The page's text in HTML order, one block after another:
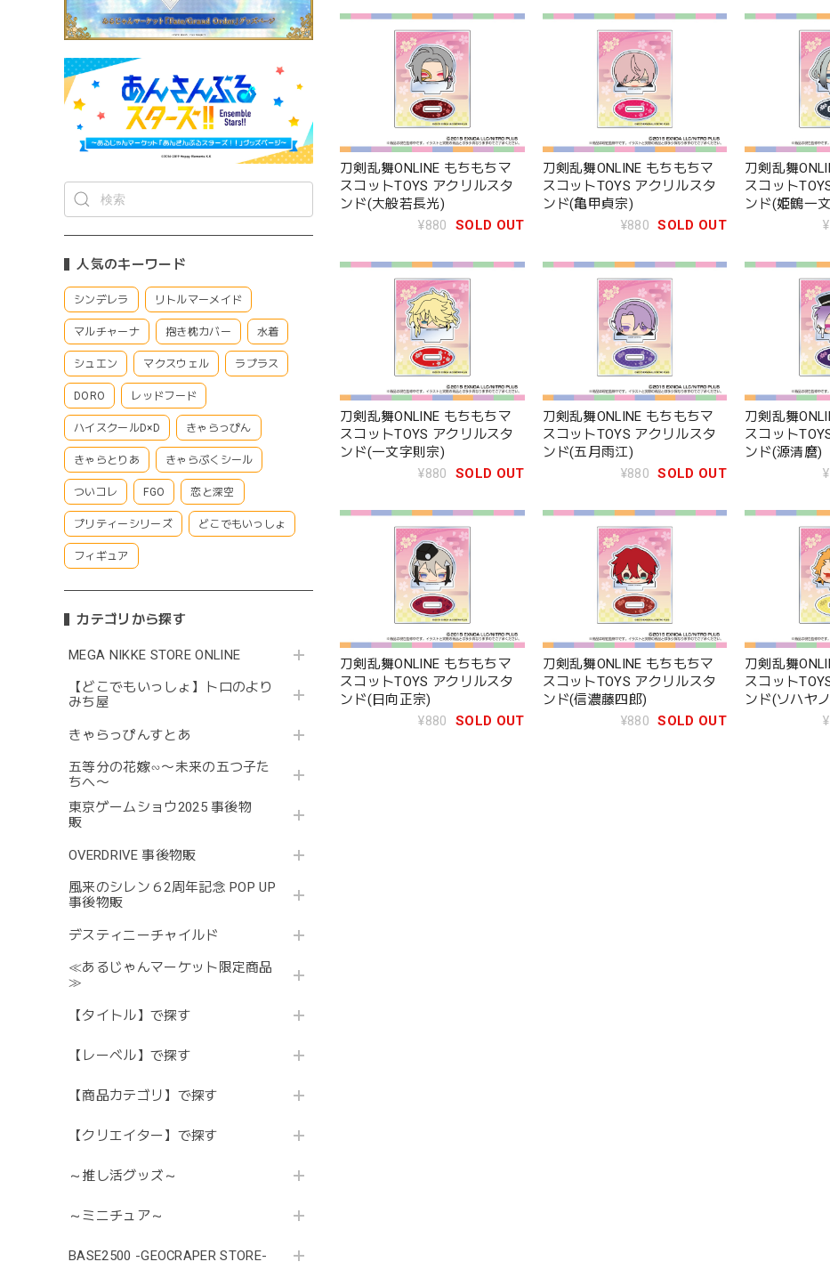
人気のキーワード
シンデレラ リトルマーメイド
マルチャーナ 抱き枕カバー 水着
シュエン マクスウェル ラプラス
DORO レッドフード
ハイスクールD×D きゃらっぴん
きゃらとりあ きゃらぷくシール
ついコレ FGO 恋と深空
プリティーシリーズ どこでもいっしょ
フィギュア
カテゴリから探す
MEGA NIKKE STORE ONLINE
【どこでもいっしょ】トロのより
みち屋
きゃらっぴんすとあ
五等分の花嫁∽〜未来の五つ子た
ちへ〜
東京ゲームショウ2025 事後物
販
OVERDRIVE 事後物販
風来のシレン６2周年記念 POP UP
事後物販
デスティニーチャイルド
≪あるじゃんマーケット限定商品
≫
【タイトル】で探す
【レーベル】で探す
【商品カテゴリ】で探す
【クリエイター】で探す
～推し活グッズ～
～ミニチュア～
BASE2500 -GEOCRAPER STORE-
刀剣乱舞ONLINE もちもちマ
スコットTOYS アクリルスタ
ンド(大般若長光)
¥880
SOLD OUT
刀剣乱舞ONLINE もちもちマ
スコットTOYS アクリルスタ
ンド(亀甲貞宗)
¥880 SOLD OUT
刀剣乱舞
スコット
ンド(姫鶴一
刀剣乱舞ONLINE もちもちマ
スコットTOYS アクリルスタ
ンド(一文字則宗)
¥880
SOLD OUT
刀剣乱舞ONLINE もちもちマ
スコットTOYS アクリルスタ
ンド(五月雨江)
¥880 SOLD OUT
刀剣乱舞
スコット
ンド(源清麿)
刀剣乱舞ONLINE もちもちマ
スコットTOYS アクリルスタ
ンド(日向正宗)
¥880
SOLD OUT
刀剣乱舞ONLINE もちもちマ
スコットTOYS アクリルスタ
ンド(信濃藤四郎)
¥880 SOLD OUT
刀剣乱舞
スコット
ンド(ソハヤ